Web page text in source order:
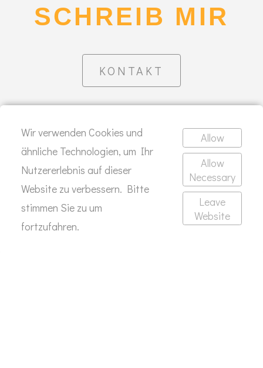
SCHREIB MIR
KONTAKT
Wir verwenden Cookies und
ähnliche Technologien, um Ihr
Nutzererlebnis auf dieser
Website zu verbessern. Bitte
stimmen Sie zu um
fortzufahren.
Allow
Allow
Necessary
Leave
Website